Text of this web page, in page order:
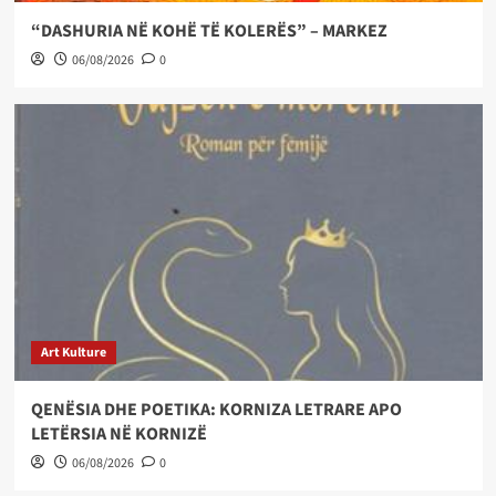
“DASHURIA NË KOHË TË KOLERËS” – MARKEZ
06/08/2026 0
Art Kulture
QENËSIA DHE POETIKA: KORNIZA LETRARE APO
LETËRSIA NË KORNIZË
06/08/2026 0